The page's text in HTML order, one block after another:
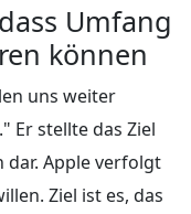
Umfang
können
uns weiter
Er stellte das Ziel
dar. Apple verfolgt
Ziel ist es, das